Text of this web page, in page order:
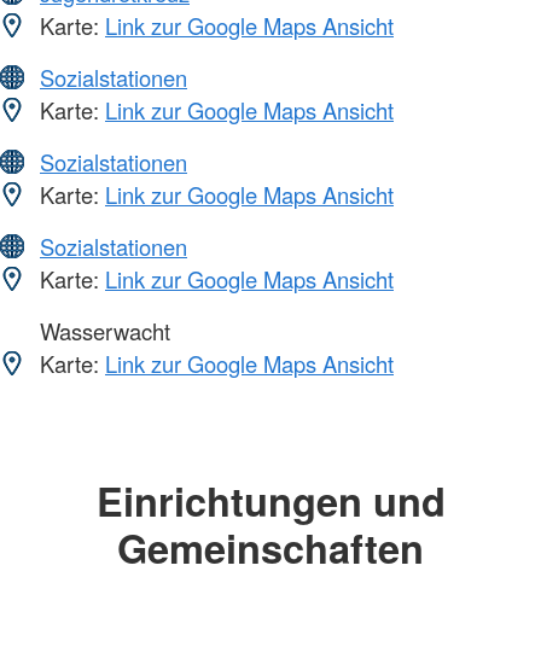
Karte: Link zur Google Maps Ansicht
Sozialstationen
Karte: Link zur Google Maps Ansicht
Sozialstationen
Karte: Link zur Google Maps Ansicht
Sozialstationen
Karte: Link zur Google Maps Ansicht
Wasserwacht
Karte: Link zur Google Maps Ansicht
Einrichtungen und
Gemeinschaften